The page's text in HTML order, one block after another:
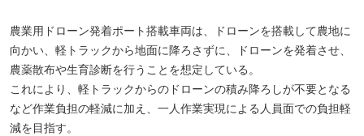
農業用ドローン発着ポート搭載車両は、ドローンを搭載して農地に
向かい、軽トラックから地面に降ろさずに、ドローンを発着させ、
農薬散布や生育診断を行うことを想定している。
これにより、軽トラックからのドローンの積み降ろしが不要となる
など作業負担の軽減に加え、一人作業実現による人員面での負担軽
減を目指す。